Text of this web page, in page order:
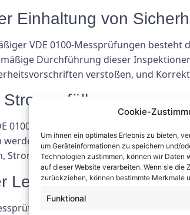
Cookie-
Um ihnen ein optimales Erlebnis zu bieten,
um Geräteinformationen zu speichern und/
Technologien zustimmen, können wir Daten
auf dieser Website verarbeiten. Wenn sie die
zurückziehen, können bestimmte Merkmale
Funktional
Einhaltung von
VDE 0100-Messprüfungen
Durchführung dieser
verstoßen, und
0100-Messtechnik können dazu
Indem Sie Probleme mit Ihren
Stromschlägen und anderen Unfällen
Lebensdauer
können dazu beitragen,